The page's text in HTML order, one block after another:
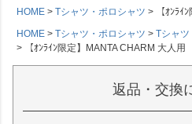
HOME
Tシャツ・ポロシャツ
【ｵﾝﾗｲ
HOME
Tシャツ・ポロシャツ
Tシャツ
【ｵﾝﾗｲﾝ限定】MANTA CHARM 大人用
返品・交換